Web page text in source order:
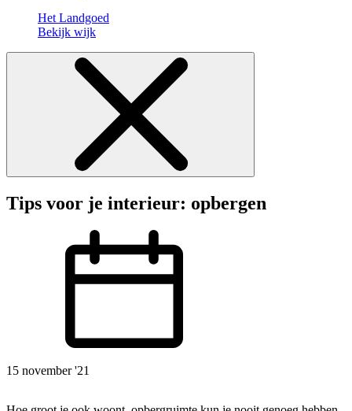
Het Landgoed
Bekijk wijk
Tips voor je interieur: opbergen
15 november '21